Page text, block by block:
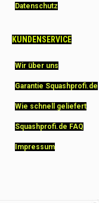
Datenschutz
KUNDENSERVICE
Wir über uns
Garantie Squashprofi.de
Wie schnell geliefert
Squashprofi.de FAQ
Impressum